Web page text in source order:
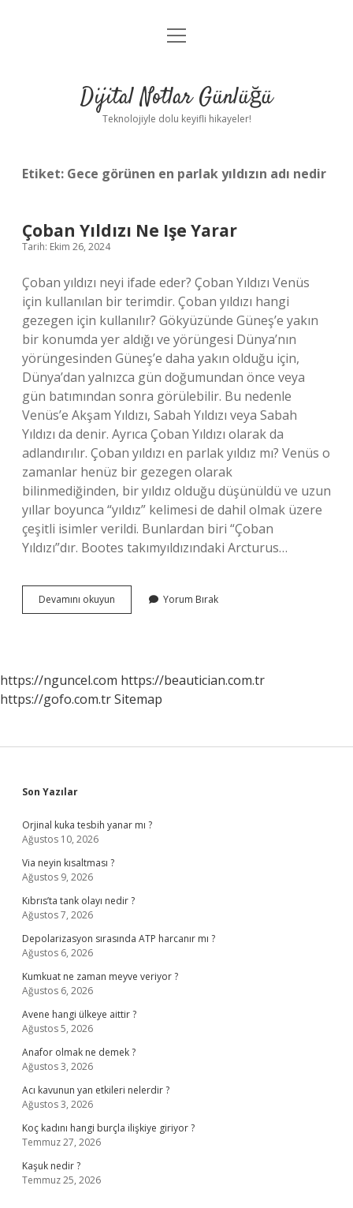
Anasayfa
Yasal Uyarı
menüyü
Dijital Notlar Günlüğü
Teknolojiyle dolu keyifli hikayeler!
Etiket: Gece görünen en parlak yıldızın adı nedir
Çoban Yıldızı Ne Işe Yarar
Tarih: Ekim 26, 2024
Çoban yıldızı neyi ifade eder? Çoban Yıldızı Venüs
için kullanılan bir terimdir. Çoban yıldızı hangi
gezegen için kullanılır? Gökyüzünde Güneş’e yakın
bir konumda yer aldığı ve yörüngesi Dünya’nın
yörüngesinden Güneş’e daha yakın olduğu için,
Dünya’dan yalnızca gün doğumundan önce veya
gün batımından sonra görülebilir. Bu nedenle
Venüs’e Akşam Yıldızı, Sabah Yıldızı veya Sabah
Yıldızı da denir. Ayrıca Çoban Yıldızı olarak da
adlandırılır. Çoban yıldızı en parlak yıldız mı? Venüs o
zamanlar henüz bir gezegen olarak
bilinmediğinden, bir yıldız olduğu düşünüldü ve uzun
yıllar boyunca “yıldız” kelimesi de dahil olmak üzere
çeşitli isimler verildi. Bunlardan biri “Çoban
Yıldızı”dır. Bootes takımyıldızındaki Arcturus…
Devamını okuyun
Yıldızı
Yorum Bırak
https://nguncel.com https://beautician.com.tr
https://gofo.com.trSitemap
Sidebar
Son Yazılar
Orjinal kuka tesbih yanar mı ?
Ağustos 10, 2026
Via neyin kısaltması ?
Ağustos 9, 2026
Kıbrıs’ta tank olayı nedir ?
Ağustos 7, 2026
Depolarizasyon sırasında ATP harcanır mı ?
Ağustos 6, 2026
Kumkuat ne zaman meyve veriyor ?
Ağustos 6, 2026
Avene hangi ülkeye aittir ?
Ağustos 5, 2026
Anafor olmak ne demek ?
Ağustos 3, 2026
Acı kavunun yan etkileri nelerdir ?
Ağustos 3, 2026
Koç kadını hangi burçla ilişkiye giriyor ?
Temmuz 27, 2026
Kaşuk nedir ?
Temmuz 25, 2026